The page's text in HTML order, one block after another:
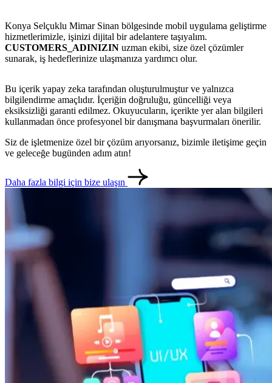
English
Konya Selçuklu Mimar Sinan bölgesinde mobil uygulama geliştirme
hizmetlerimizle, işinizi dijital bir adelantere taşıyalım.
CUSTOMERS_ADINIZIN uzman ekibi, size özel çözümler
sunarak, iş hedeflerinize ulaşmanıza yardımcı olur.
Bu içerik yapay zeka tarafından oluşturulmuştur ve yalnızca
bilgilendirme amaçlıdır. İçeriğin doğruluğu, güncelliği veya
eksiksizliği garanti edilmez. Okuyucuların, içerikte yer alan bilgileri
kullanmadan önce profesyonel bir danışmana başvurmaları önerilir.
Siz de işletmenize özel bir çözüm arıyorsanız, bizimle iletişime geçin
ve geleceğe bugünden adım atın!
Daha fazla bilgi için bize ulaşın